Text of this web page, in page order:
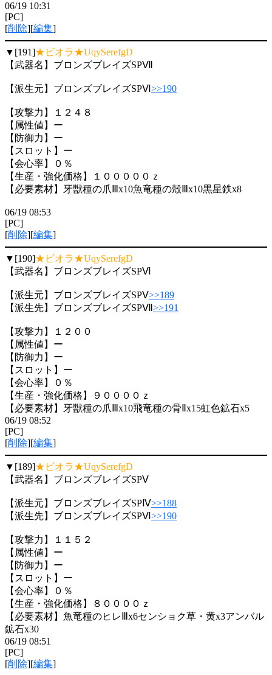
06/19 10:31
[PC]
[削除][編集]
▼[191]★ビオラ★UqySerefgD
【武器名】ブロンズブレイズSPⅦ
【派生元】ブロンズブレイズSPⅥ >>190
【攻撃力】１２４８
【属性値】ー
【防御力】ー
【スロット】ー
【会心率】０％
【生産・強化価格】１０００００ｚ
【必要素材】牙獣種の爪Ⅲx10魚竜種の殻Ⅲx10黒星鉄x8
06/19 08:53
[PC]
[削除][編集]
▼[190]★ビオラ★UqySerefgD
【武器名】ブロンズブレイズSPⅥ
【派生元】ブロンズブレイズSPⅤ>>189
【派生先】ブロンズブレイズSPⅦ >>191
【攻撃力】１２００
【属性値】ー
【防御力】ー
【スロット】ー
【会心率】０％
【生産・強化価格】９００００ｚ
【必要素材】牙獣種の爪Ⅲx10飛竜種の骨Ⅱx15虹色鉱石x5
06/19 08:52
[PC]
[削除][編集]
▼[189]★ビオラ★UqySerefgD
【武器名】ブロンズブレイズSPⅤ
【派生元】ブロンズブレイズSPⅣ>>188
【派生先】ブロンズブレイズSPⅥ >>190
【攻撃力】１１５２
【属性値】ー
【防御力】ー
【スロット】ー
【会心率】０％
【生産・強化価格】８００００ｚ
【必要素材】魚竜種のヒレⅢx6センショク草・黄x3アンバル
鉱石x30
06/19 08:51
[PC]
[削除][編集]